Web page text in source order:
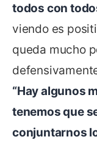
todos con
viendo es
queda mucho
“Hay algunos
tenemos que
conjuntarnos